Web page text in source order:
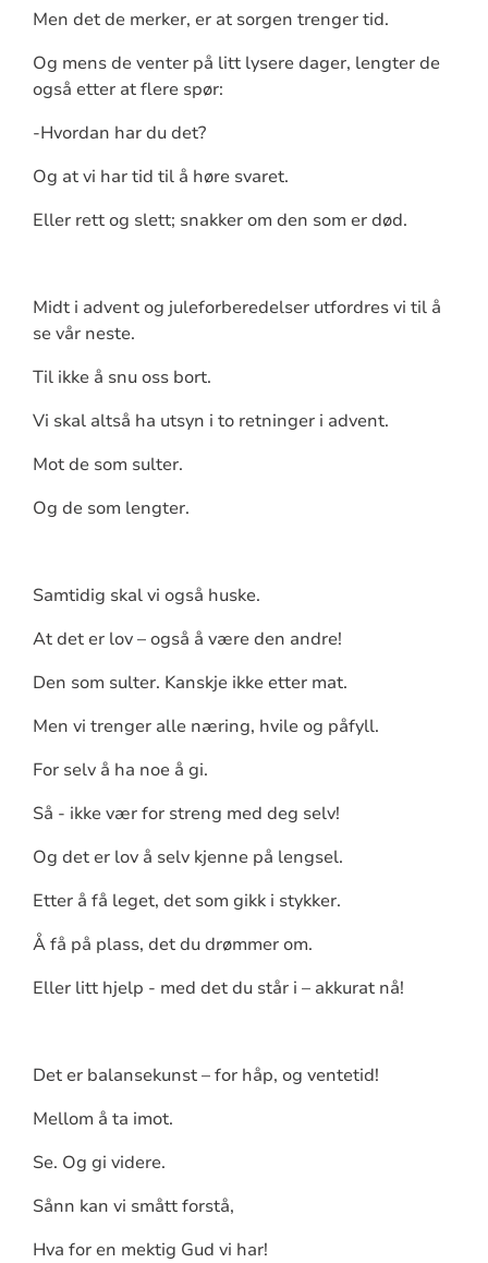
Men det de merker, er at sorgen trenger tid.
Og mens de venter på litt lysere dager, lengter de
også etter at flere spør:
-Hvordan har du det?
Og at vi har tid til å høre svaret.
Eller rett og slett; snakker om den som er død.
Midt i advent og juleforberedelser utfordres vi til å
se vår neste.
Til ikke å snu oss bort.
Vi skal altså ha utsyn i to retninger i advent.
Mot de som sulter.
Og de som lengter.
Samtidig skal vi også huske.
At det er lov – også å være den andre!
Den som sulter. Kanskje ikke etter mat.
Men vi trenger alle næring, hvile og påfyll.
For selv å ha noe å gi.
Så - ikke vær for streng med deg selv!
Og det er lov å selv kjenne på lengsel.
Etter å få leget, det som gikk i stykker.
Å få på plass, det du drømmer om.
Eller litt hjelp - med det du står i – akkurat nå!
Det er balansekunst – for håp, og ventetid!
Mellom å ta imot.
Se. Og gi videre.
Sånn kan vi smått forstå,
Hva for en mektig Gud vi har!